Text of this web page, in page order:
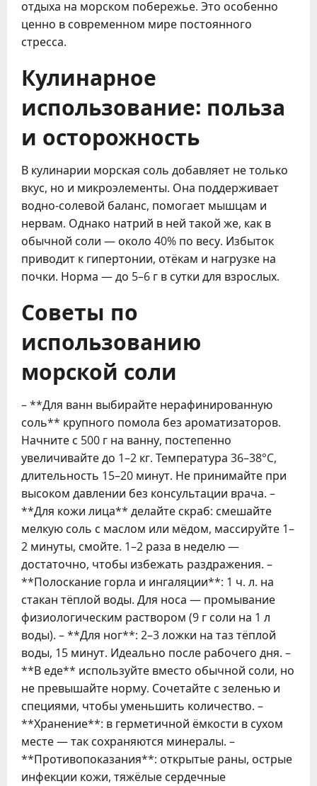
отдыха на морском побережье. Это особенно
ценно в современном мире постоянного
стресса.
Кулинарное
использование: польза
и осторожность
В кулинарии морская соль добавляет не только
вкус, но и микроэлементы. Она поддерживает
водно-солевой баланс, помогает мышцам и
нервам. Однако натрий в ней такой же, как в
обычной соли — около 40% по весу. Избыток
приводит к гипертонии, отёкам и нагрузке на
почки. Норма — до 5–6 г в сутки для взрослых.
Советы по
использованию
морской соли
– **Для ванн выбирайте нерафинированную
соль** крупного помола без ароматизаторов.
Начните с 500 г на ванну, постепенно
увеличивайте до 1–2 кг. Температура 36–38°C,
длительность 15–20 минут. Не принимайте при
высоком давлении без консультации врача. –
**Для кожи лица** делайте скраб: смешайте
мелкую соль с маслом или мёдом, массируйте 1–
2 минуты, смойте. 1–2 раза в неделю —
достаточно, чтобы избежать раздражения. –
**Полоскание горла и ингаляции**: 1 ч. л. на
стакан тёплой воды. Для носа — промывание
физиологическим раствором (9 г соли на 1 л
воды). – **Для ног**: 2–3 ложки на таз тёплой
воды, 15 минут. Идеально после рабочего дня. –
**В еде** используйте вместо обычной соли, но
не превышайте норму. Сочетайте с зеленью и
специями, чтобы уменьшить количество. –
**Хранение**: в герметичной ёмкости в сухом
месте — так сохраняются минералы. –
**Противопоказания**: открытые раны, острые
инфекции кожи, тяжёлые сердечные